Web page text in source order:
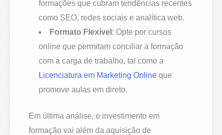
formações que cubram tendências recentes
como SEO, redes sociais e analítica web.
Formato Flexível : Opte por cursos
online que permitam conciliar a formação
com a carga de trabalho, tal como a
Licenciatura em Marketing Online que
promove aulas em direto.
Em última análise, o investimento em
formação vai além da aquisição de